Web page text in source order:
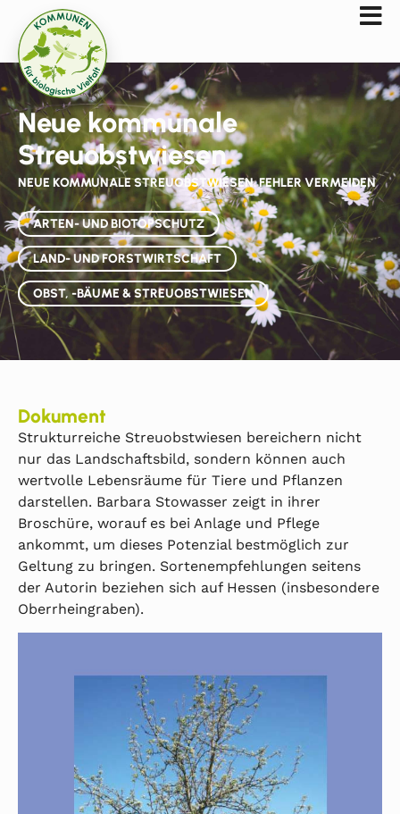
Neue kommunale
Streuobstwiesen
NEUE KOMMUNALE STREUOBSTWIESEN. FEHLER VERMEIDEN
ARTEN- UND BIOTOPSCHUTZ
LAND- UND FORSTWIRTSCHAFT
OBST, -BÄUME & STREUOBSTWIESEN
Dokument
Strukturreiche Streuobstwiesen bereichern nicht
nur das Landschaftsbild, sondern können auch
wertvolle Lebensräume für Tiere und Pflanzen
darstellen. Barbara Stowasser zeigt in ihrer
Broschüre, worauf es bei Anlage und Pflege
ankommt, um dieses Potenzial bestmöglich zur
Geltung zu bringen. Sortenempfehlungen seitens
der Autorin beziehen sich auf Hessen (insbesondere
Oberrheingraben).